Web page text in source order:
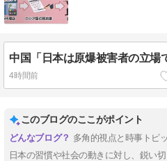
4時間前
このブログのここがポイント
多角的視点と時事トピ
日本の習慣や社会の動きに対し、鋭い